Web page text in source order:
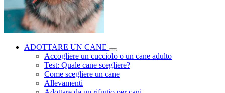
ADOTTARE UN CANE
Accogliere un cucciolo o un cane adulto
Test: Quale cane scegliere?
Come scegliere un cane
Allevamenti